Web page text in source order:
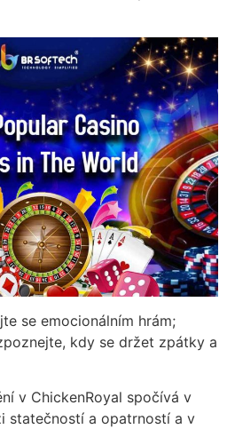
se emocionálním hrám;
kdy se držet zpátky a
v ChickenRoyal spočívá v
statečností a opatrností a v